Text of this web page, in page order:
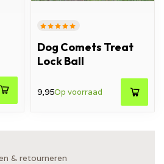
Dog Comets Treat
Lock Ball
9,95Op voorraad
& retourneren